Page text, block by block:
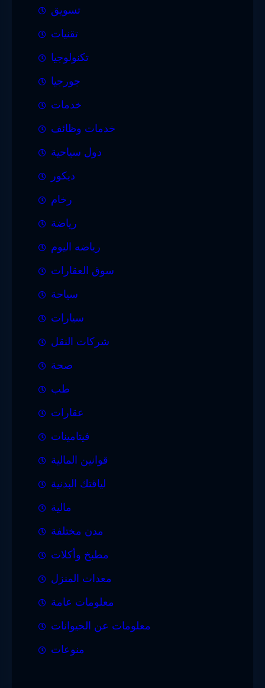
تسويق
تقنيات
تكنولوجيا
جورجيا
خدمات
خدمات وظائف
دول سياحية
ديكور
رخام
رياضة
رياضه اليوم
سوق العقارات
سياحة
سيارات
شركات النقل
صحة
طب
عقارات
فيتامينات
قوانين المالية
لياقتك البدنية
مالية
مدن مختلفة
مطبخ وأكلات
معدات المنزل
معلومات عامة
معلومات عن الحيوانات
منوعات